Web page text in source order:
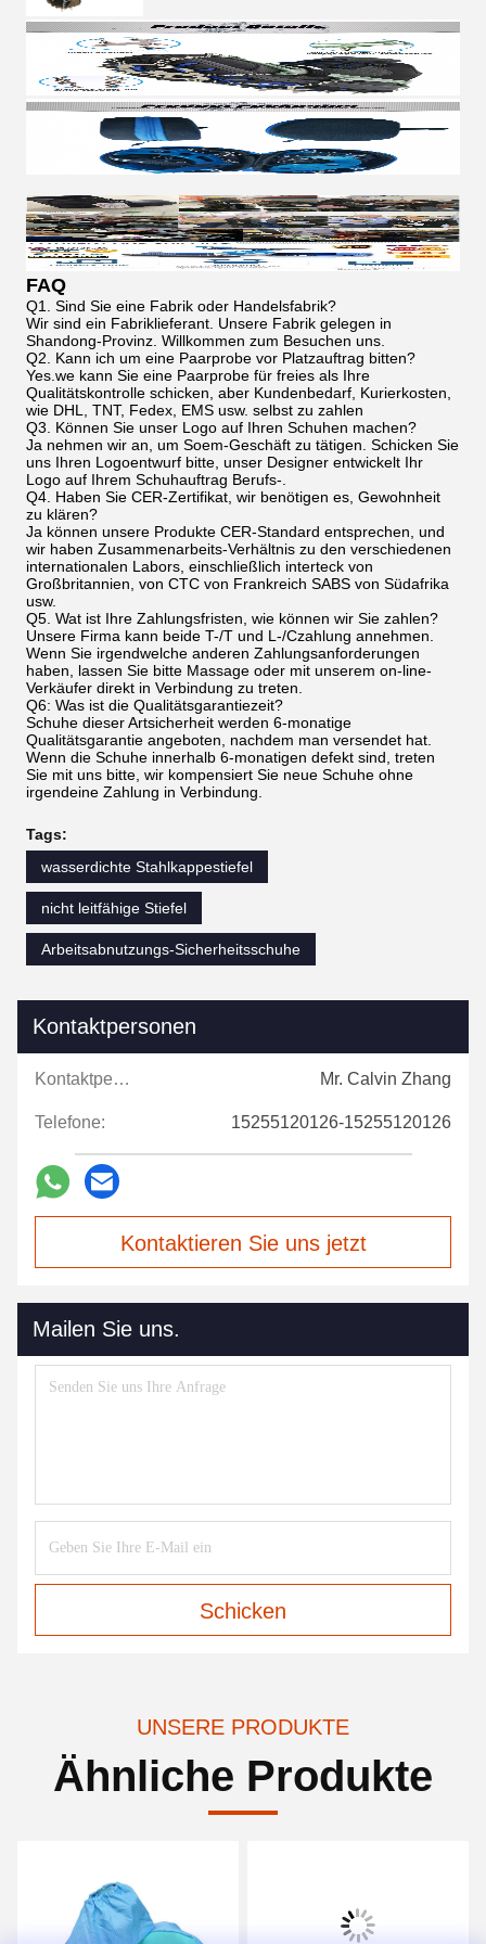
FAQ
Q1. Sind Sie eine Fabrik oder Handelsfabrik?
Wir sind ein Fabriklieferant. Unsere Fabrik gelegen in
Shandong-Provinz. Willkommen zum Besuchen uns.
Q2. Kann ich um eine Paarprobe vor Platzauftrag bitten?
Yes.we kann Sie eine Paarprobe für freies als Ihre
Qualitätskontrolle schicken, aber Kundenbedarf, Kurierkosten,
wie DHL, TNT, Fedex, EMS usw. selbst zu zahlen
Q3. Können Sie unser Logo auf Ihren Schuhen machen?
Ja nehmen wir an, um Soem-Geschäft zu tätigen. Schicken Sie
uns Ihren Logoentwurf bitte, unser Designer entwickelt Ihr
Logo auf Ihrem Schuhauftrag Berufs-.
Q4. Haben Sie CER-Zertifikat, wir benötigen es, Gewohnheit
zu klären?
Ja können unsere Produkte CER-Standard entsprechen, und
wir haben Zusammenarbeits-Verhältnis zu den verschiedenen
internationalen Labors, einschließlich interteck von
Großbritannien, von CTC von Frankreich SABS von Südafrika
usw.
Q5. Wat ist Ihre Zahlungsfristen, wie können wir Sie zahlen?
Unsere Firma kann beide T-/T und L-/Czahlung annehmen.
Wenn Sie irgendwelche anderen Zahlungsanforderungen
haben, lassen Sie bitte Massage oder mit unserem on-line-
Verkäufer direkt in Verbindung zu treten.
Q6: Was ist die Qualitätsgarantiezeit?
Schuhe dieser Artsicherheit werden 6-monatige
Qualitätsgarantie angeboten, nachdem man versendet hat.
Wenn die Schuhe innerhalb 6-monatigen defekt sind, treten
Sie mit uns bitte, wir kompensiert Sie neue Schuhe ohne
irgendeine Zahlung in Verbindung.
Tags:
wasserdichte Stahlkappestiefel
nicht leitfähige Stiefel
Arbeitsabnutzungs-Sicherheitsschuhe
Kontaktpersonen
Kontaktpersonen: Mr. Calvin Zhang
Telefone: 15255120126-15255120126
Kontaktieren Sie uns jetzt
Mailen Sie uns.
Schicken
UNSERE PRODUKTE
Ähnliche Produkte